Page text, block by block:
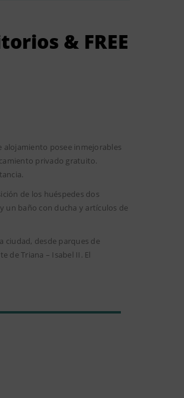
& FREE
alojamiento posee inmejorables
privado gratuito.
de los huéspedes dos
un baño con ducha y artículos de
ciudad, desde parques de
de Triana – Isabel II. El